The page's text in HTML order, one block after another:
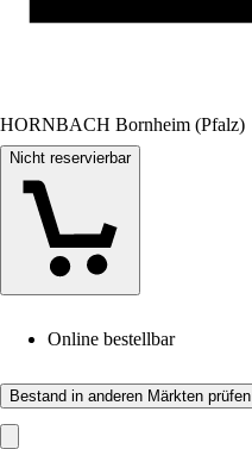
HORNBACH Bornheim (Pfalz)
Nicht reservierbar
Online bestellbar
Bestand in anderen Märkten prüfen